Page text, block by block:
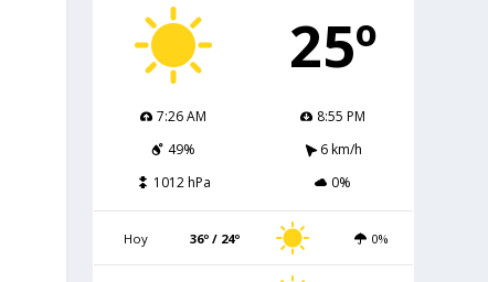
25º
7:26 AM
8:55 PM
49%
6 km/h
1012 hPa
0%
Hoy 36º / 24º 0%